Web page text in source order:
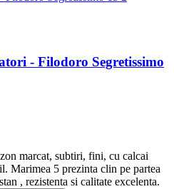
- Filodoro Segretissimo
marcat, subtiri, fini, cu calcai
Marimea 5 prezinta clin pe partea
, rezistenta si calitate excelenta.